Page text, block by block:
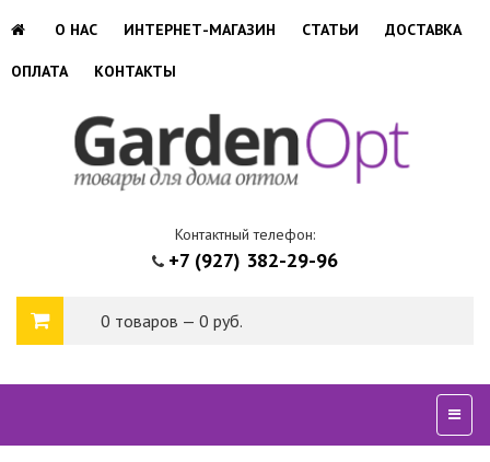
О НАС ИНТЕРНЕТ-МАГАЗИН СТАТЬИ ДОСТАВКА
ОПЛАТА КОНТАКТЫ
Контактный телефон:
+7 (927) 382-29-96
0 товаров — 0 руб.